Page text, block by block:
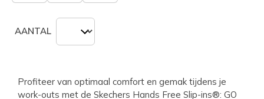
AANTAL
Profiteer van optimaal comfort en gemak tijdens je
work-outs met de Skechers Hands Free Slip-ins®: GO